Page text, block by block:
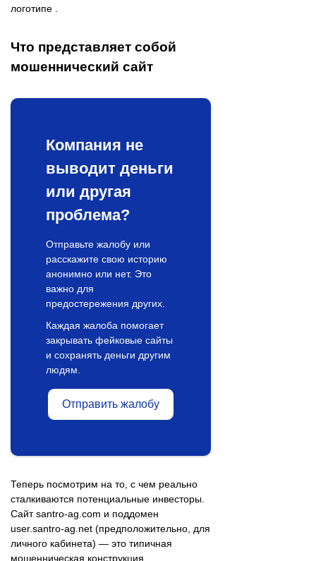
логотипе .
Что представляет собой
мошеннический сайт
Компания не
выводит деньги
или другая
проблема?
Отправьте жалобу или
расскажите свою историю
анонимно или нет. Это
важно для
предостережения других.
Каждая жалоба помогает
закрывать фейковые сайты
и сохранять деньги другим
людям.
Отправить жалобу
Теперь посмотрим на то, с чем реально
сталкиваются потенциальные инвесторы.
Сайт santro-ag.com и поддомен
user.santro-ag.net (предположительно, для
личного кабинета) — это типичная
мошенническая конструкция.